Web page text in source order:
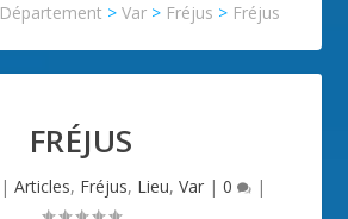
Département >Var > Fréjus > Fréjus
FRÉJUS
| Articles, Fréjus, Lieu, Var | 0 |